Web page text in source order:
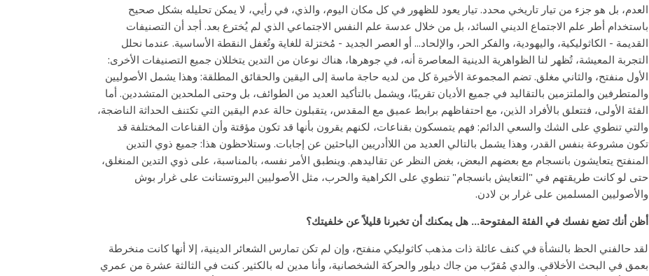
العدم، بل هو جزء من تيار تاريخي محدد. تيار يعود للظهور في كل مكان اليوم، والذي، في رأيي، لا يمكن تحليله بشكل صحيح
باستخدام أطر علم الاجتماع الديني السائد، بل من خلال عدسة علم النفس الاجتماعي الذي لم يُخترع بعد. أجد أن التصنيفات
القديمة - الكاثوليكية، واليهودية، والفكر الحر، والإلحاد... أو العصر الجديد - مُختزلة للغاية وتُغفل النقطة الأساسية. عندما نحلل
التجربة المعيشة، تُظهر لنا الظواهرية الدينية المعاصرة أنه، في جوهرها، هناك نوعان من التدين يتخللان جميع التصنيفات الأخرى:
الأول منفتح، والثاني مغلق. تضم المجموعة الأخيرة كل من لديه حاجة ماسة إلى اليقين والحقائق المطلقة: وهذا يشمل الأصوليين
والمتطرفين والملتزمين بالتقاليد في جميع الأديان تقريبًا، ويشمل بالتأكيد العديد من الطوائف، بل وحتى الملحدين المتشددين. أما
الفئة الأولى، فتتعلق بالأفراد الذين، مع احتفاظهم برابط عميق مع المقدس، يتقبلون حالة عدم اليقين التي تكتنف الحداثة الناضجة،
والتي تنطوي على الشك والسعي الدائم: فهم يتمسكون بقناعات، لكنهم يقرون بأنها قد تكون مؤقتة وأن القناعات المختلفة قد
تكون مشروعة بنفس القدر، وهذا يشمل بالتالي العديد من اللاأدريين الباحثين عن إجابات. وستلاحظون هذا: جميع ذوي التدين
المنفتح يتعايشون بانسجام مع بعضهم البعض، بغض النظر عن تقاليدهم. وينطبق الأمر نفسه، بالمناسبة، على ذوي التدين المنغلق،
حتى لو كانت طريقتهم في "التعايش بانسجام" تنطوي على الكراهية والحرب، مثل الأصوليين البروتستانت على غرار بوش
والأصوليين المسلمين على غرار بن لادن.
أظن أنك تضع نفسك في الفئة المفتوحة... هل يمكنك أن تخبرنا قليلاً عن خلفيتك؟
لقد حالفني الحظ بالنشأة في كنف عائلة ذات مذهب كاثوليكي منفتح، وإن لم تكن تمارس الشعائر الدينية، إلا أنها كانت منخرطة
بعمق في البحث الأخلاقي. والدي مُقرّب من جاك ديلور والحركة الشخصانية، وأنا مدين له بالكثير. كنت في الثالثة عشرة من عمري